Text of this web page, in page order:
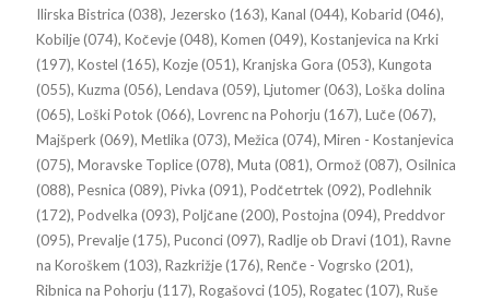
Ilirska Bistrica (038), Jezersko (163), Kanal (044), Kobarid (046),
Kobilje (074), Kočevje (048), Komen (049), Kostanjevica na Krki
(197), Kostel (165), Kozje (051), Kranjska Gora (053), Kungota
(055), Kuzma (056), Lendava (059), Ljutomer (063), Loška dolina
(065), Loški Potok (066), Lovrenc na Pohorju (167), Luče (067),
Majšperk (069), Metlika (073), Mežica (074), Miren - Kostanjevica
(075), Moravske Toplice (078), Muta (081), Ormož (087), Osilnica
(088), Pesnica (089), Pivka (091), Podčetrtek (092), Podlehnik
(172), Podvelka (093), Poljčane (200), Postojna (094), Preddvor
(095), Prevalje (175), Puconci (097), Radlje ob Dravi (101), Ravne
na Koroškem (103), Razkrižje (176), Renče - Vogrsko (201),
Ribnica na Pohorju (117), Rogašovci (105), Rogatec (107), Ruše